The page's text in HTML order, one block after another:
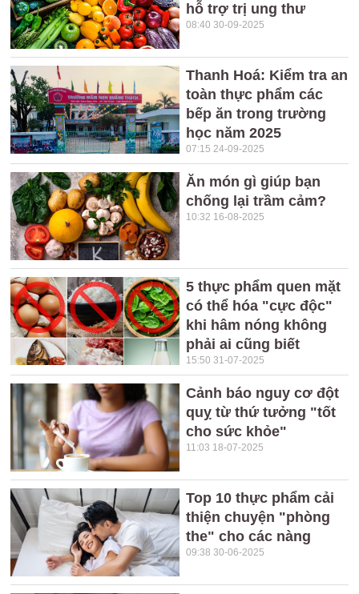
hỗ trợ trị ung thư
08:40 30-09-2025
Thanh Hoá: Kiểm tra an
toàn thực phẩm các
bếp ăn trong trường
học năm 2025
07:15 24-09-2025
Ăn món gì giúp bạn
chống lại trầm cảm?
10:32 16-08-2025
5 thực phẩm quen mặt
có thể hóa "cực độc"
khi hâm nóng không
phải ai cũng biết
15:50 31-07-2025
Cảnh báo nguy cơ đột
quỵ từ thứ tưởng "tốt
cho sức khỏe"
11:03 18-07-2025
Top 10 thực phẩm cải
thiện chuyện "phòng
the" cho các nàng
09:38 30-06-2025